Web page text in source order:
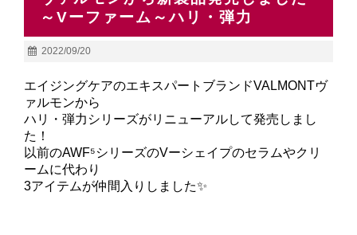
～Vーファーム～ハリ・弾力
2022/09/20
エイジングケアのエキスパートブランドVALMONTヴ
ァルモンから
ハリ・弾力シリーズがリニューアルして発売しまし
た！
以前のAWF⁵シリーズのVーシェイプのセラムやクリ
ームに代わり
3アイテムが仲間入りしました✨